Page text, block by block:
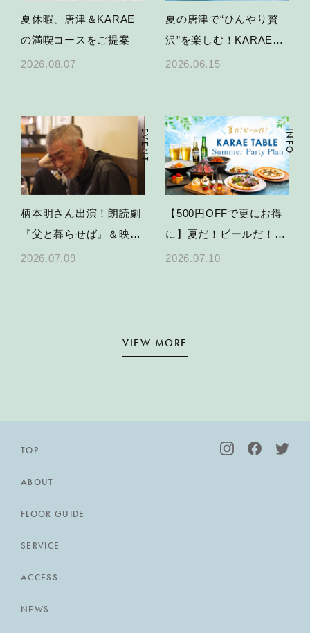
夏休暇、唐津＆KARAE
の満喫コースをご提案
2026.08.07
夏の唐津で“ひんやり贅
沢”を楽しむ！KARAE
TABLEかき氷＆限定スイ
2026.06.15
柄本明さん出演！朗読劇
『父と暮らせば』＆映画
特別上映の開催決定
2026.07.09
EVENT
【500円OFFで更にお得
に】夏だ！ビールだ！
KARAE TABLEで乾杯す
2026.07.10
INFO
VIEW MORE
TOP
ABOUT
FLOOR GUIDE
SERVICE
ACCESS
NEWS